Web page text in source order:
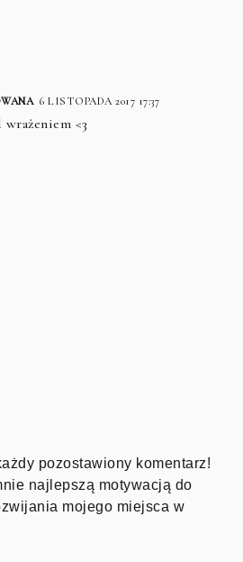
6 LISTOPADA 2017 17:37
wrażeniem <3
pozostawiony komentarz!
najlepszą motywacją do
mojego miejsca w